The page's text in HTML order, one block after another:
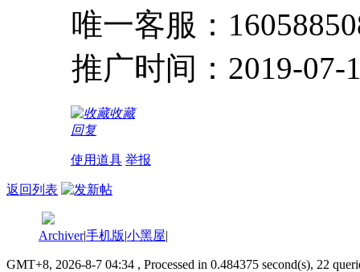
唯一客服：
推广时间：2019-07-
收藏
回复
使用道具 举报
返回列表
Archiver|手机版|小黑屋|
GMT+8, 2026-8-7 04:34 , Processed in 0.484375 second(s), 22